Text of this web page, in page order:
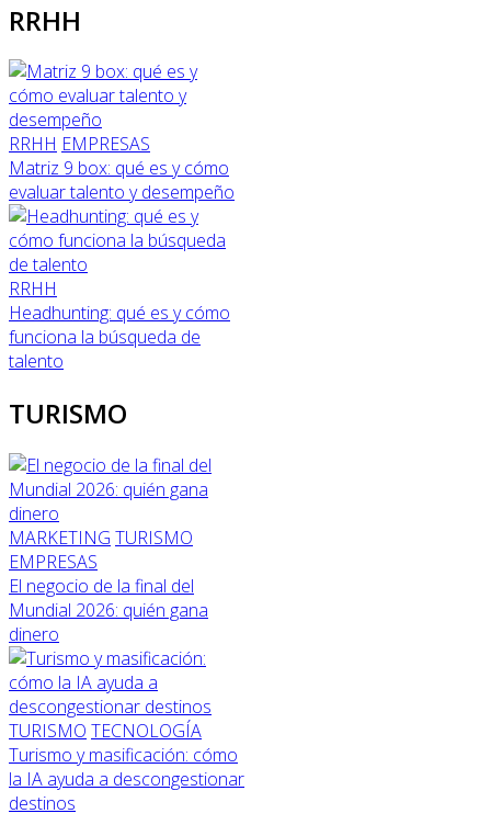
RRHH
RRHH EMPRESAS
Matriz 9 box: qué es y cómo
evaluar talento y desempeño
RRHH
Headhunting: qué es y cómo
funciona la búsqueda de
talento
TURISMO
MARKETING TURISMO
EMPRESAS
El negocio de la final del
Mundial 2026: quién gana
dinero
TURISMO TECNOLOGÍA
Turismo y masificación: cómo
la IA ayuda a descongestionar
destinos